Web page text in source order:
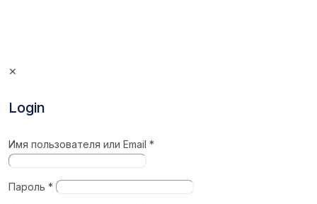
✕
Login
Имя пользователя или Email*
Пароль*